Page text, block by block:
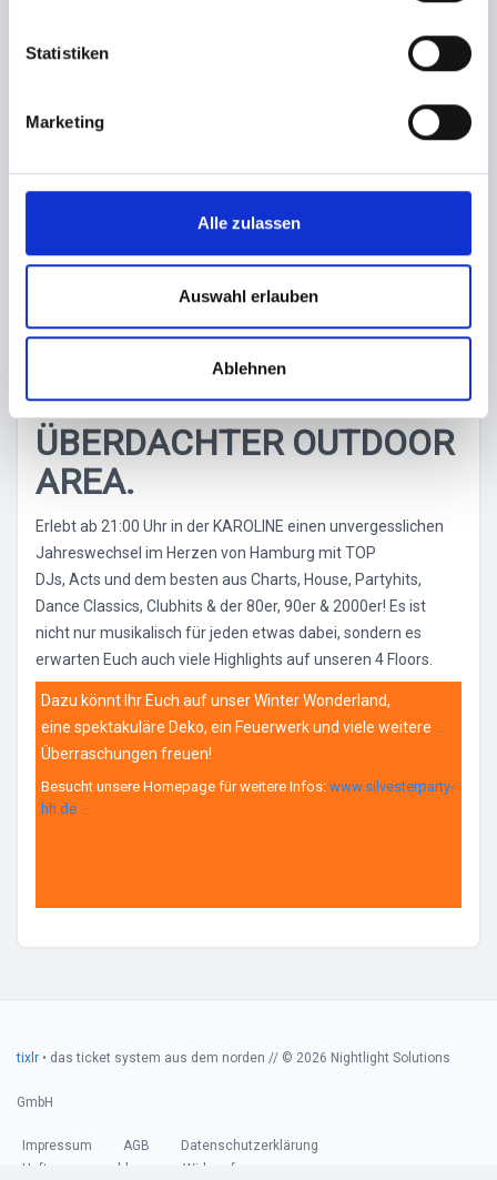
Statistiken
Marketing
Alle zulassen
Auswahl erlauben
Ablehnen
KAROLINE
FEIERT MIT UNS
AUF HAMBURGS GRÖSSTE
R „ALL I
NCLUSIVE“ SILVESTERPAR
TY MIT VIELEN V
ORTEILEN & SPECIALS A
UF 4 FLOORS + Ü
BERDACHTER OUTDOOR A
REA.
Erlebt ab 21:00 Uhr in der KAROLINE einen unvergesslichen
Jahreswechsel im Herzen von Hamburg mit TOP
DJs, Acts und dem besten aus Charts, House, Partyhits,
Dance Classics, Clubhits & der 80er, 90er & 2000er! Es ist
nicht nur musikalisch für jeden etwas dabei, sondern es
erwarten Euch auch viele Highlights auf unseren 4 Floors.
Dazu könnt Ihr Euch auf unser Winter Wonderland,
eine spektakuläre Deko, ein Feuerwerk und viele weitere
Überraschungen freuen!
Besucht unsere Homepage für weitere Infos: www.silvesterparty-
hh.de
tixlr • das ticket system aus dem norden // © 2026 Nightlight Solutions
GmbH
Impressum AGB
Datenschutzerklärung
Haftungsausschluss
Widerruf